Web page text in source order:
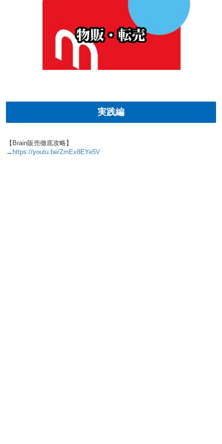
物販・転売
実践編
【Brain販売徹底攻略】
→ https://youtu.be/ZmEx8EYe5V